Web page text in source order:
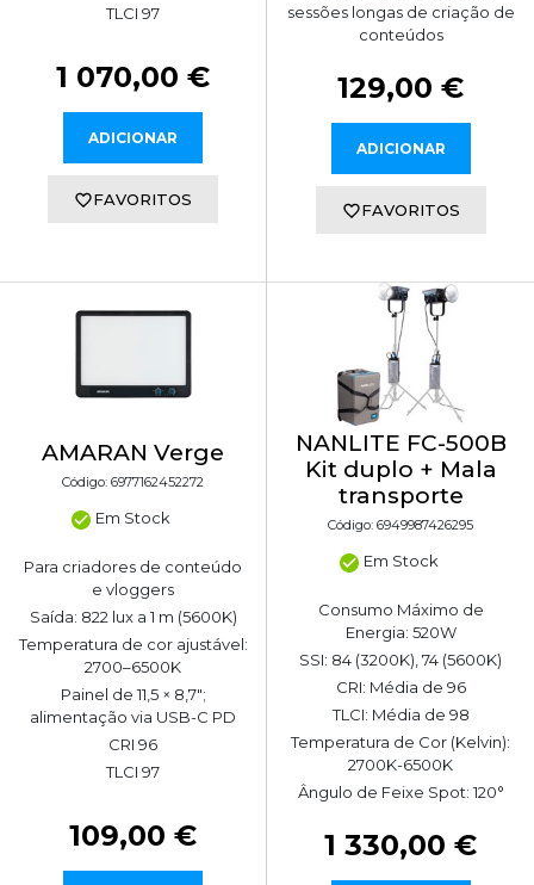
TLCI 97
1 070,00 €
ADICIONAR
FAVORITOS
sessões longas de criação de
conteúdos
129,00 €
ADICIONAR
FAVORITOS
AMARAN Verge
Código: 6977162452272
Em Stock
Para criadores de conteúdo
e vloggers
Saída: 822 lux a 1 m (5600K)
Temperatura de cor ajustável:
2700–6500K
Painel de 11,5 × 8,7";
alimentação via USB-C PD
CRI 96
TLCI 97
109,00 €
NANLITE FC-500B
Kit duplo + Mala
transporte
Código: 6949987426295
Em Stock
Consumo Máximo de
Energia: 520W
SSI: 84 (3200K), 74 (5600K)
CRI: Média de 96
TLCI: Média de 98
Temperatura de Cor (Kelvin):
2700K-6500K
Ângulo de Feixe Spot: 120°
1 330,00 €